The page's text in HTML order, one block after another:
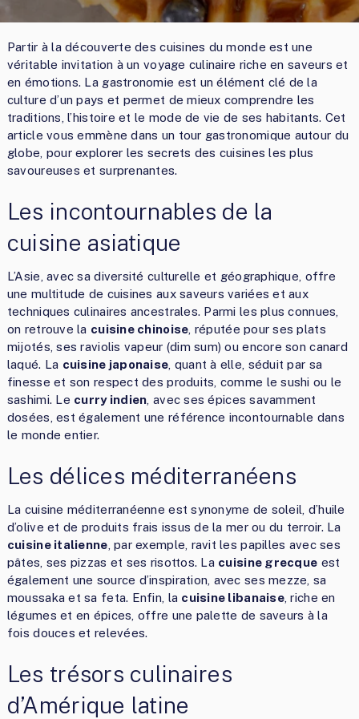
Partir à la découverte des cuisines du monde est une
véritable invitation à un voyage culinaire riche en saveurs et
en émotions. La gastronomie est un élément clé de la
culture d’un pays et permet de mieux comprendre les
traditions, l’histoire et le mode de vie de ses habitants. Cet
article vous emmène dans un tour gastronomique autour du
globe, pour explorer les secrets des cuisines les plus
savoureuses et surprenantes.
Les incontournables de la
cuisine asiatique
L’Asie, avec sa diversité culturelle et géographique, offre
une multitude de cuisines aux saveurs variées et aux
techniques culinaires ancestrales. Parmi les plus connues,
on retrouve la cuisine chinoise , réputée pour ses plats
mijotés, ses raviolis vapeur (dim sum) ou encore son canard
laqué. La cuisine japonaise , quant à elle, séduit par sa
finesse et son respect des produits, comme le sushi ou le
sashimi. Le curry indien , avec ses épices savamment
dosées, est également une référence incontournable dans
le monde entier.
Les délices méditerranéens
La cuisine méditerranéenne est synonyme de soleil, d’huile
d’olive et de produits frais issus de la mer ou du terroir. La
cuisine italienne , par exemple, ravit les papilles avec ses
pâtes, ses pizzas et ses risottos. La cuisine grecque est
également une source d’inspiration, avec ses mezze, sa
moussaka et sa feta. Enfin, la cuisine libanaise, riche en
légumes et en épices, offre une palette de saveurs à la
fois douces et relevées.
Les trésors culinaires
d’Amérique latine